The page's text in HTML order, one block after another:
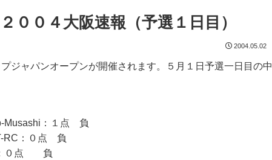
００４大阪速報（予選１日目）
2004.05.02
ジャパンオープンが開催されます。５月１日予選一日目の中
：１点 負
：０点 負
０点 負